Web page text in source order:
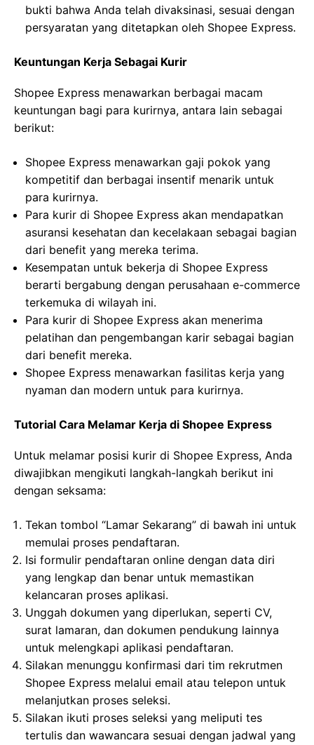
bukti bahwa Anda telah divaksinasi, sesuai dengan
persyaratan yang ditetapkan oleh Shopee Express.
Keuntungan Kerja Sebagai Kurir
Shopee Express menawarkan berbagai macam
keuntungan bagi para kurirnya, antara lain sebagai
berikut:
Shopee Express menawarkan gaji pokok yang
kompetitif dan berbagai insentif menarik untuk
para kurirnya.
Para kurir di Shopee Express akan mendapatkan
asuransi kesehatan dan kecelakaan sebagai bagian
dari benefit yang mereka terima.
Kesempatan untuk bekerja di Shopee Express
berarti bergabung dengan perusahaan e-commerce
terkemuka di wilayah ini.
Para kurir di Shopee Express akan menerima
pelatihan dan pengembangan karir sebagai bagian
dari benefit mereka.
Shopee Express menawarkan fasilitas kerja yang
nyaman dan modern untuk para kurirnya.
Tutorial Cara Melamar Kerja di Shopee Express
Untuk melamar posisi kurir di Shopee Express, Anda
diwajibkan mengikuti langkah-langkah berikut ini
dengan seksama:
Tekan tombol “Lamar Sekarang” di bawah ini untuk
memulai proses pendaftaran.
Isi formulir pendaftaran online dengan data diri
yang lengkap dan benar untuk memastikan
kelancaran proses aplikasi.
Unggah dokumen yang diperlukan, seperti CV,
surat lamaran, dan dokumen pendukung lainnya
untuk melengkapi aplikasi pendaftaran.
Silakan menunggu konfirmasi dari tim rekrutmen
Shopee Express melalui email atau telepon untuk
melanjutkan proses seleksi.
Silakan ikuti proses seleksi yang meliputi tes
tertulis dan wawancara sesuai dengan jadwal yang